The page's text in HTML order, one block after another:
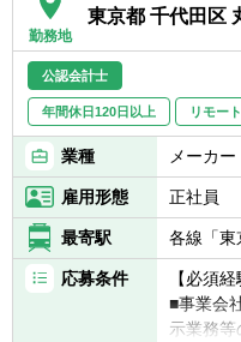
い方
■ＳＰＣ
【配属
■経理２
勤務地
東京都 千代田区
公認会計士
年間休日120日以上 リモー
業種 メーカ
雇用形態 正社員
最寄駅 各線「東
応募条件
【必須
■事業会
示業務